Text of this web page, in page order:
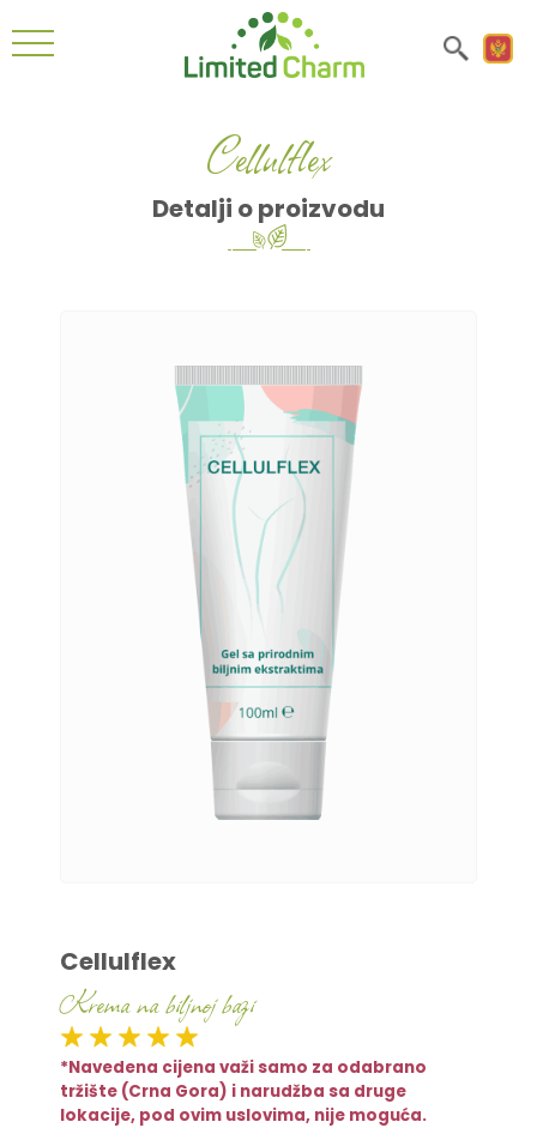
Cellulflex
Detalji o proizvodu
Cellulflex
Krema na biljnoj bazi
*Navedena cijena važi samo za odabrano
tržište (Crna Gora) i narudžba sa druge
lokacije, pod ovim uslovima, nije moguća.